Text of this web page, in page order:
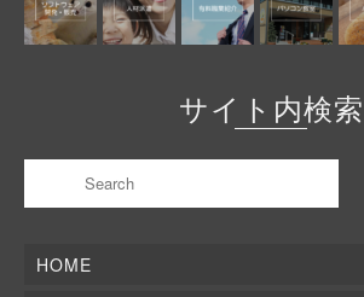
サイト内検索
HOME